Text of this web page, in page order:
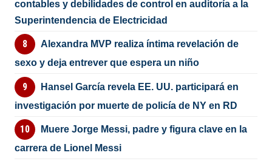
contables y debilidades de control en auditoría a la
Superintendencia de Electricidad
Alexandra MVP realiza íntima revelación de
sexo y deja entrever que espera un niño
Hansel García revela EE. UU. participará en
investigación por muerte de policía de NY en RD
Muere Jorge Messi, padre y figura clave en la
carrera de Lionel Messi